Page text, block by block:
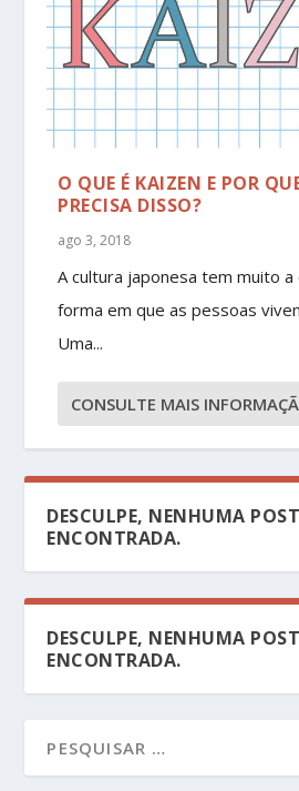
O QUE É KAIZEN E POR
PRECISA DISSO?
ago 3, 2018
A cultura japonesa tem muito
forma em que as pessoas
Uma...
CONSULTE MAIS
DESCULPE, NENHUMA
ENCONTRADA.
DESCULPE, NENHUMA
ENCONTRADA.